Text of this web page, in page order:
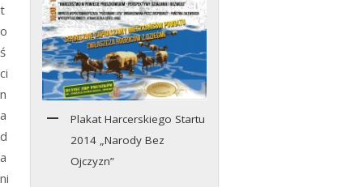
Plakat Harcerskiego Startu
2014 „Narody Bez
Ojczyzn”
t
o
ś
ci
n
a
d
a
ni